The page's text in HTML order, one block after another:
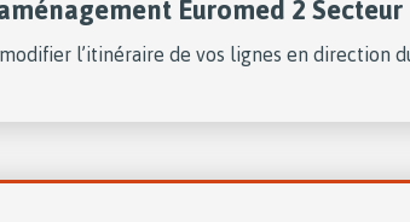
Euromed 2
l’itinéraire de vos lignes en direction